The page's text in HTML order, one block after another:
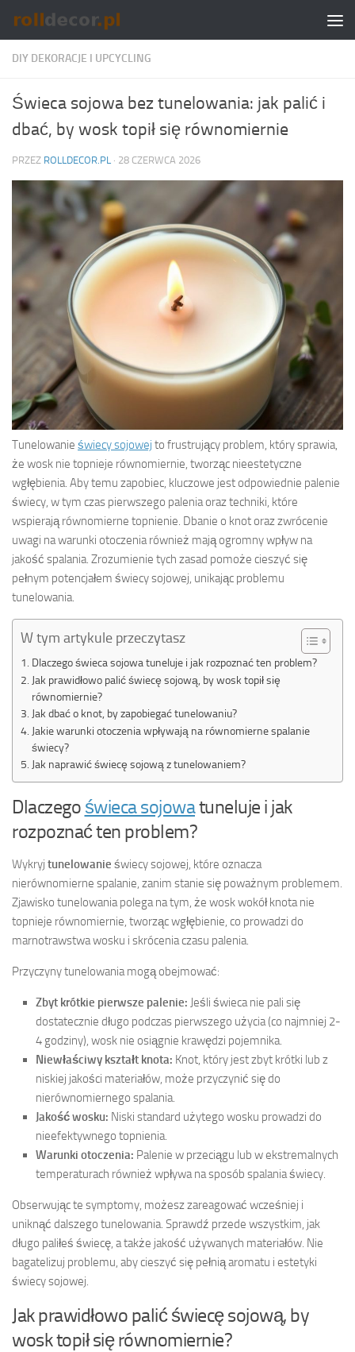
Skip to content
DIY DEKORACJE I UPCYCLING
Świeca sojowa bez tunelowania: jak palić i
dbać, by wosk topił się równomiernie
PRZEZ ROLLDECOR.PL · 28 CZERWCA 2026
Tunelowanie świecy sojowej to frustrujący problem, który sprawia,
że wosk nie topnieje równomiernie, tworząc nieestetyczne
wgłębienia. Aby temu zapobiec, kluczowe jest odpowiednie palenie
świecy, w tym czas pierwszego palenia oraz techniki, które
wspierają równomierne topnienie. Dbanie o knot oraz zwrócenie
uwagi na warunki otoczenia również mają ogromny wpływ na
jakość spalania. Zrozumienie tych zasad pomoże cieszyć się
pełnym potencjałem świecy sojowej, unikając problemu
tunelowania.
W tym artykule przeczytasz
Dlaczego świeca sojowa tuneluje i jak rozpoznać ten problem?
Jak prawidłowo palić świecę sojową, by wosk topił się
równomiernie?
Jak dbać o knot, by zapobiegać tunelowaniu?
Jakie warunki otoczenia wpływają na równomierne spalanie
świecy?
Jak naprawić świecę sojową z tunelowaniem?
Dlaczego świeca sojowatuneluje i jak
rozpoznać ten problem?
Wykryj tunelowanie świecy sojowej, które oznacza
nierównomierne spalanie, zanim stanie się poważnym problemem.
Zjawisko tunelowania polega na tym, że wosk wokół knota nie
topnieje równomiernie, tworząc wgłębienie, co prowadzi do
marnotrawstwa wosku i skrócenia czasu palenia.
Przyczyny tunelowania mogą obejmować:
Zbyt krótkie pierwsze palenie: Jeśli świeca nie pali się
dostatecznie długo podczas pierwszego użycia (co najmniej 2-
4 godziny), wosk nie osiągnie krawędzi pojemnika.
Niewłaściwy kształt knota: Knot, który jest zbyt krótki lub z
niskiej jakości materiałów, może przyczynić się do
nierównomiernego spalania.
Jakość wosku: Niski standard użytego wosku prowadzi do
nieefektywnego topnienia.
Warunki otoczenia: Palenie w przeciągu lub w ekstremalnych
temperaturach również wpływa na sposób spalania świecy.
Obserwując te symptomy, możesz zareagować wcześniej i
uniknąć dalszego tunelowania. Sprawdź przede wszystkim, jak
długo paliłeś świecę, a także jakość używanych materiałów. Nie
bagatelizuj problemu, aby cieszyć się pełnią aromatu i estetyki
świecy sojowej.
Jak prawidłowo palić świecę sojową, by
wosk topił się równomiernie?